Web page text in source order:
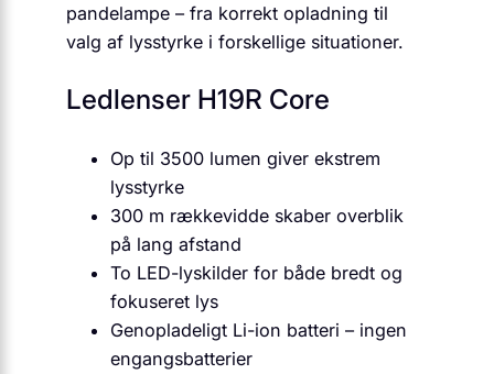
pandelampe – fra korrekt opladning til
valg af lysstyrke i forskellige situationer.
Ledlenser H19R Core
Op til 3500 lumen giver ekstrem
lysstyrke
300 m rækkevidde skaber overblik
på lang afstand
To LED-lyskilder for både bredt og
fokuseret lys
Genopladeligt Li-ion batteri – ingen
engangsbatterier